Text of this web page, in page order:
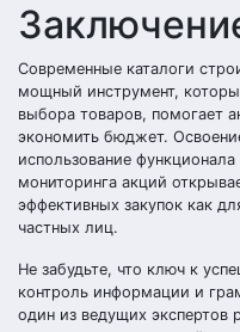
Современные каталоги
мощный инструмент,
выбора товаров, помогает
экономить бюджет.
использование
мониторинга акций
эффективных закупок как
частных лиц.
Не забудьте, что ключ к
контроль информации и
один из ведущих экспертов